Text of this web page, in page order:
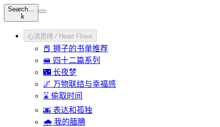
Search…
k
心流思绪 / Heart Flows
📕 狮子的书单推荐
🚝 四十二篇系列
🌃 长夜梦
🌌 万物联结与幸福感
⌛ 偷取时间
🌆 表达和孤独
🌧️ 我的腼腆